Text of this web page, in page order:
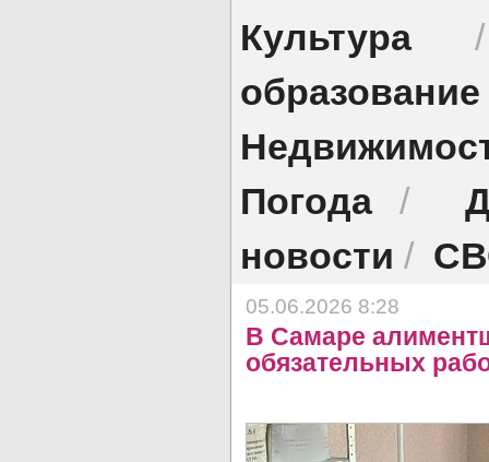
Культура
образование
Погода/
новости /
05.06.2026 8:28
В Самаре
обязательных